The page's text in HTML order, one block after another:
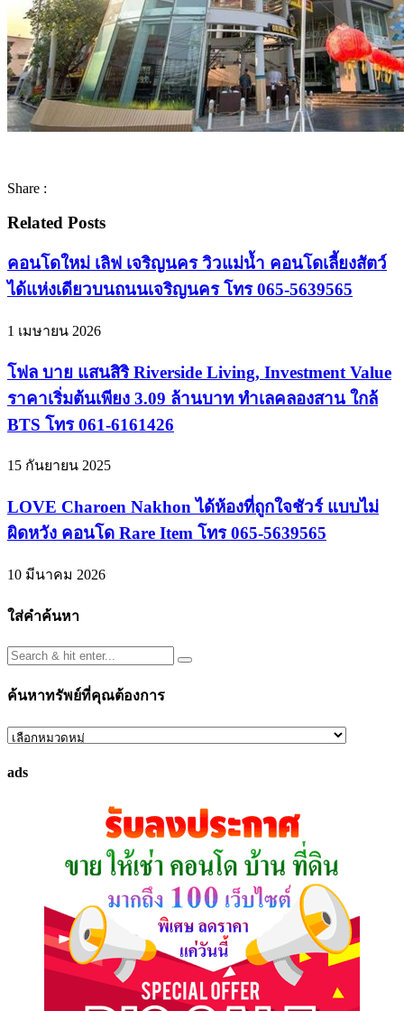
Share :
Related Posts
คอนโดใหม่ เลิฟ เจริญนคร วิวแม่น้ำ คอนโดเลี้ยงสัตว์
ได้แห่งเดียวบนถนนเจริญนคร โทร 065-5639565
1 เมษายน 2026
โฟล บาย แสนสิริ Riverside Living, Investment Value
ราคาเริ่มต้นเพียง 3.09 ล้านบาท ทำเลคลองสาน ใกล้
BTS โทร 061-6161426
15 กันยายน 2025
LOVE Charoen Nakhon ได้ห้องที่ถูกใจชัวร์ แบบไม่
ผิดหวัง คอนโด Rare Item โทร 065-5639565
10 มีนาคม 2026
ใส่คำค้นหา
ค้นหาทรัพย์ที่คุณต้องการ
ค้นหา
ที่
ads